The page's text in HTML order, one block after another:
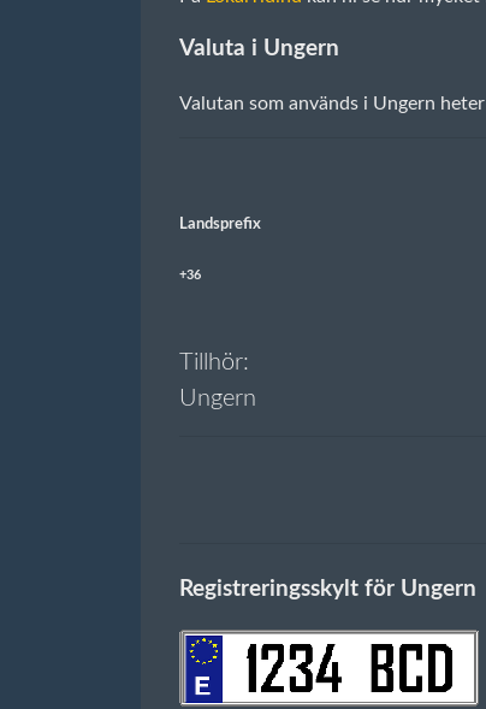
Valuta i Ungern
Valutan som används i Ungern heter
Landsprefix
+36
Tillhör:
Ungern
Registreringsskylt för Ungern